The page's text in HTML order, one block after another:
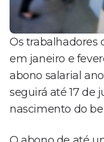
Os trabalhadores
em janeiro e
abono salarial
seguirá até 17 de
nascimento do